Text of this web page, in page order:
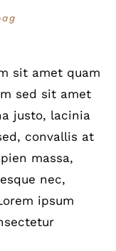
sit amet quam
sed sit amet
justo, lacinia
convallis at
massa,
nec,
ipsum